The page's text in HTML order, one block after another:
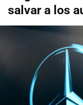
salvar a los